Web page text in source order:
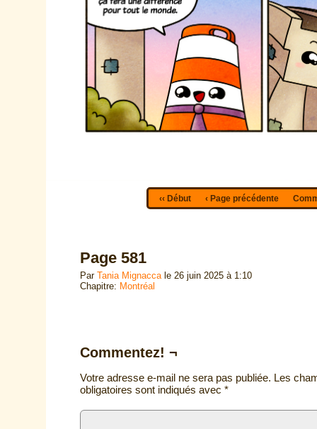
‹‹ Début ‹ Page précédente
Page 581
Par Tania Mignacca le 26 juin 2025 à 1:10
Chapitre: Montréal
Commentez! ¬
Votre adresse e-mail ne sera pas publiée. Les
obligatoires sont indiqués avec *